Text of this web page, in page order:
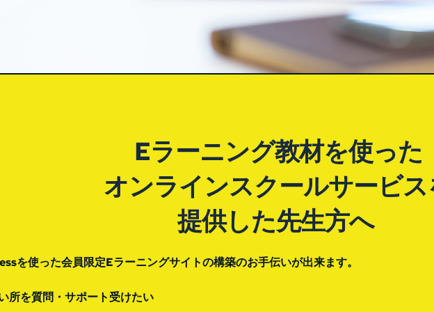
Eラーニング教材を使った
オンラインスクールサービ
提供した先生方へ
を使った会員限定Eラーニングサイトの構築のお手伝いが出来ます。
所を質問・サポート受けたい